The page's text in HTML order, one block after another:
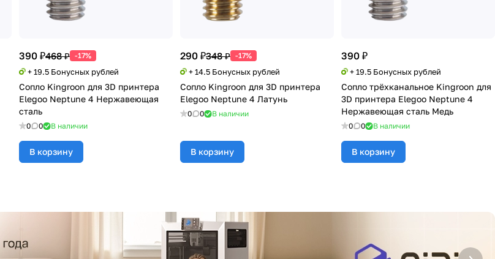
390 ₽468 ₽ -17%
+ 19.5 Бонусных рублей
Сопло Kingroon для 3D принтера
Elegoo Neptune 4 Нержавеющая
сталь
0 0 В наличии
В корзину
290 ₽348 ₽ -17%
+ 14.5 Бонусных рублей
Сопло Kingroon для 3D принтера
Elegoo Neptune 4 Латунь
0 0 В наличии
В корзину
390 ₽
+ 19.5 Бонусных рублей
Сопло трёхканальное Kingroon для
3D принтера Elegoo Neptune 4
Нержавеющая сталь Медь
0 0 В наличии
В корзину